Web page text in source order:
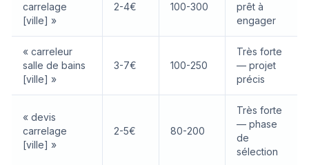
carrelage
[ville] »
2-4€ 100-300
prêt à
engager
« carreleur
salle de bains
[ville] »
3-7€ 100-250
Très forte
— projet
précis
« devis
carrelage
[ville] »
2-5€ 80-200
Très forte
— phase
de
sélection